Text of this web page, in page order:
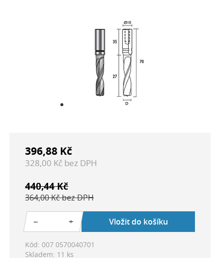
396,88 Kč
328,00 Kč bez DPH
440,44 Kč
364,00 Kč bez DPH
− + Vložit do košíku
Kód: 007 0570040701
Skladem: 11 ks